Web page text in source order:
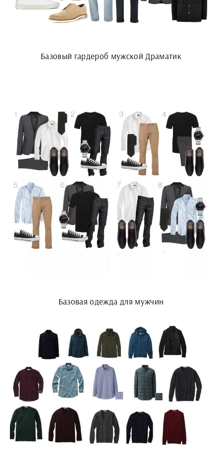
Базовый гардероб мужской Драматик
Базовая одежда для мужчин